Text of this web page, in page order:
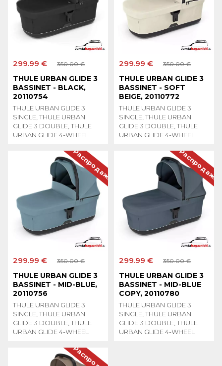
299.99 € 350.00 €
THULE URBAN GLIDE 3
BASSINET - BLACK,
20110754
THULE URBAN GLIDE 3
SINGLE, THULE URBAN
GLIDE 3 DOUBLE, THULE
URBAN GLIDE 4-WHEEL
299.99 € 350.00 €
THULE URBAN GLIDE 3
BASSINET - SOFT
BEIGE, 20110772
THULE URBAN GLIDE 3
SINGLE, THULE URBAN
GLIDE 3 DOUBLE, THULE
URBAN GLIDE 4-WHEEL
299.99 € 350.00 €
THULE URBAN GLIDE 3
BASSINET - MID-BLUE,
20110756
THULE URBAN GLIDE 3
SINGLE, THULE URBAN
GLIDE 3 DOUBLE, THULE
URBAN GLIDE 4-WHEEL
Распродажа
299.99 € 350.00 €
THULE URBAN GLIDE 3
BASSINET - MID-BLUE
COPY, 20110780
THULE URBAN GLIDE 3
SINGLE, THULE URBAN
GLIDE 3 DOUBLE, THULE
URBAN GLIDE 4-WHEEL
Распродажа